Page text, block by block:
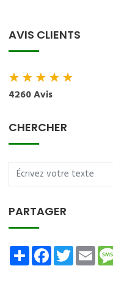
AVIS CLIENTS
★★★★★
4260 Avis
CHERCHER
PARTAGER
ShareFacebookTwitter